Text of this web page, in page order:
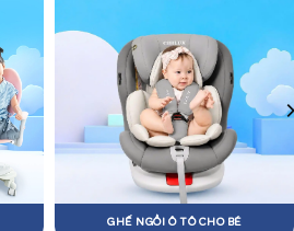
GHẾ NGỒI Ô TÔ CHO BÉ